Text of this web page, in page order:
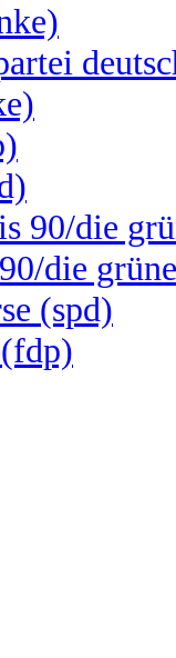
90/die
die
(spd)